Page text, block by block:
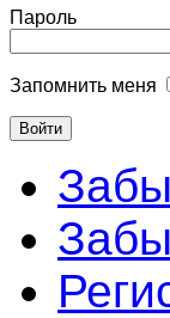
Пароль
Запомнить меня